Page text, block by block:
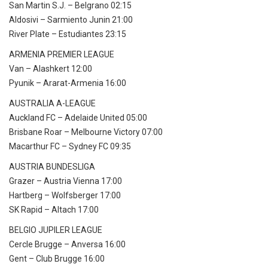
San Martin S.J. – Belgrano 02:15
Aldosivi – Sarmiento Junin 21:00
River Plate – Estudiantes 23:15
ARMENIA PREMIER LEAGUE
Van – Alashkert 12:00
Pyunik – Ararat-Armenia 16:00
AUSTRALIA A-LEAGUE
Auckland FC – Adelaide United 05:00
Brisbane Roar – Melbourne Victory 07:00
Macarthur FC – Sydney FC 09:35
AUSTRIA BUNDESLIGA
Grazer – Austria Vienna 17:00
Hartberg – Wolfsberger 17:00
SK Rapid – Altach 17:00
BELGIO JUPILER LEAGUE
Cercle Brugge – Anversa 16:00
Gent – Club Brugge 16:00